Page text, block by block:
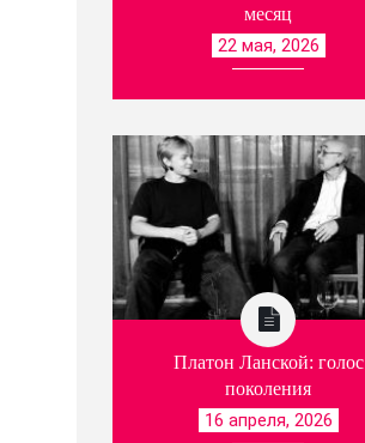
месяц
22 мая, 2026
Платон Ланской: голос
поколения
16 апреля, 2026